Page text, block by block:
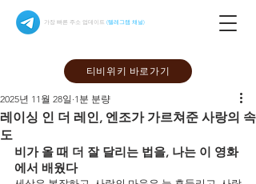
가장 빠른 주소 업데이트 (텔레그램 채널)
티비위키 바로가기
레이싱 인 더 레인, 엔조가 가르쳐준 사랑의 속
도
2025년 11월 28일 1분 분량
비가 올 때 더 잘 달리는 법을, 나는 이 영화
에서 배웠다